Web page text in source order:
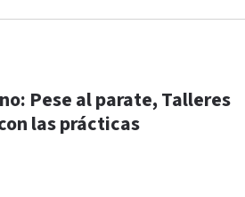
Pese al parate, Talleres
las prácticas